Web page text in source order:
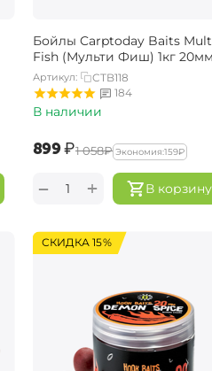
Бойлы Carptoday Baits
Fish (Мульти Фиш) 1кг 20мм
Артикул:
CTB118
184
В наличии
‍899‍₽‍1 058‍₽ Экономия:‍159‍₽
В корзину
+
−
СКИДКА 15%